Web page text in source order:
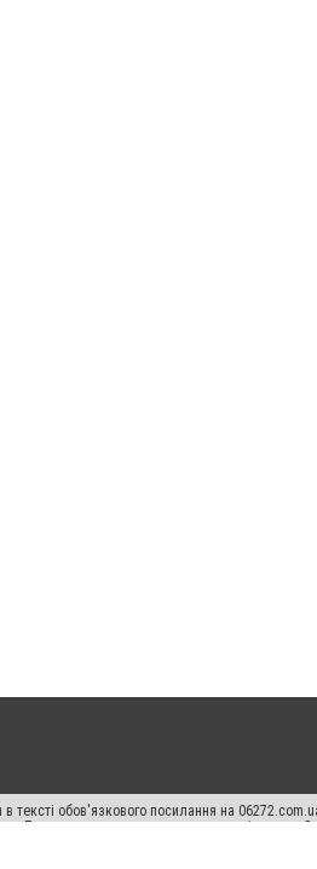
обов'язкового посилання на
Порушення виняткових прав переслідується